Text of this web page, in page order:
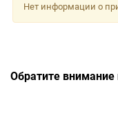
Нет информации о
Обратите